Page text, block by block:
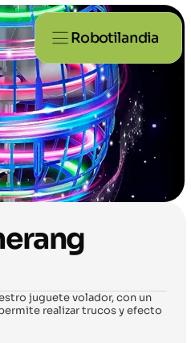
juguete volador, con un
realizar trucos y efecto
Robotilandia